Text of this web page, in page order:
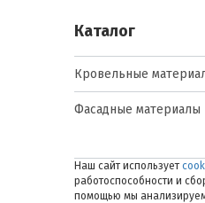
Каталог
Кровельные
Фасадные материалы
Наш сайт использует
работоспособности и
помощью мы